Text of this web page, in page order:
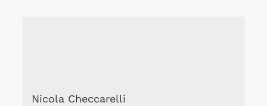
Nicola Checcarelli